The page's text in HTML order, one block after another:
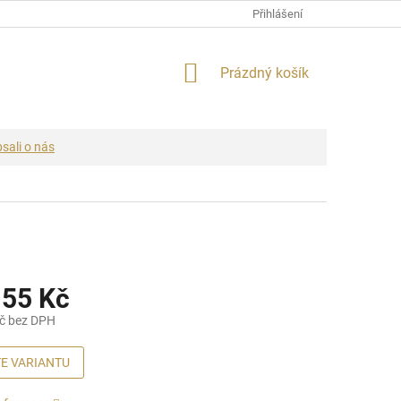
Přihlášení
NÁKUPNÍ
Prázdný košík
o nás
Kč
bez DPH
VARIANTU